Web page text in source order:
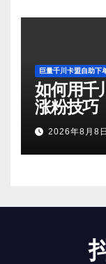
巨量千川卡盟自助下
如何用千
涨粉技巧
2026年8月8日